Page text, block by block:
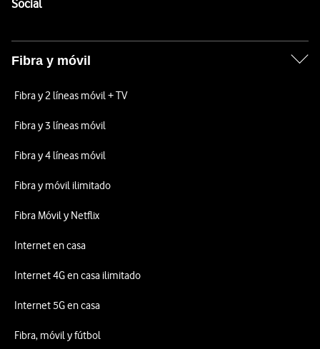
SocialEnlaces a las redes sociales de Vodafone
Fibra y móvil
Fibra y 2 líneas móvil + TV
Fibra y 3 líneas móvil
Fibra y 4 líneas móvil
Fibra y móvil ilimitado
Fibra Móvil y Netflix
Internet en casa
Internet 4G en casa ilimitado
Internet 5G en casa
Fibra, móvil y fútbol